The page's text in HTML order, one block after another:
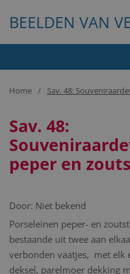
BEELDEN VAN
Home Sav. 48:
Sav. 48:
peper en
Door: Niet bekend
Porseleinen peper- en
bestaande uit twee aan
verbonden vaatjes, met elk
deksel, parelmoer dekking